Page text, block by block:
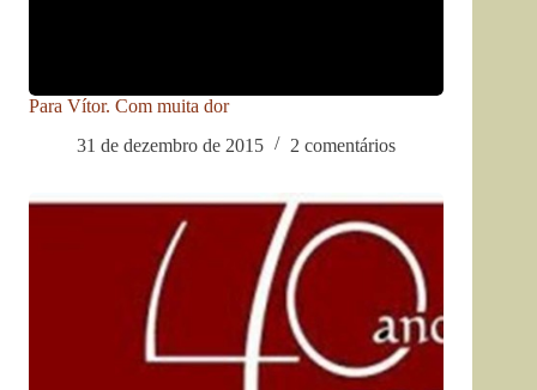
Para Vítor. Com muita dor
31 de dezembro de 2015
2 comentários